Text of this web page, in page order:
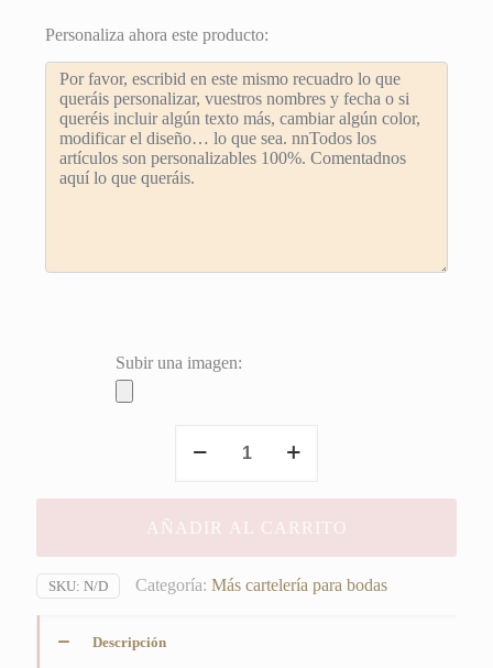
11,50€
Personaliza ahora este producto:
Subir una imagen:
Zapatos
y
Laura
AÑADIR AL CARRITO
SKU: N/D Categoría: Más cartelería para bodas
Descripción